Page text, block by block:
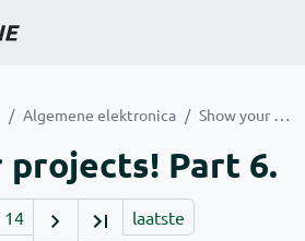
Algemene elektronica Show your projects! Part 6.
projects! Part 6.
14 laatste